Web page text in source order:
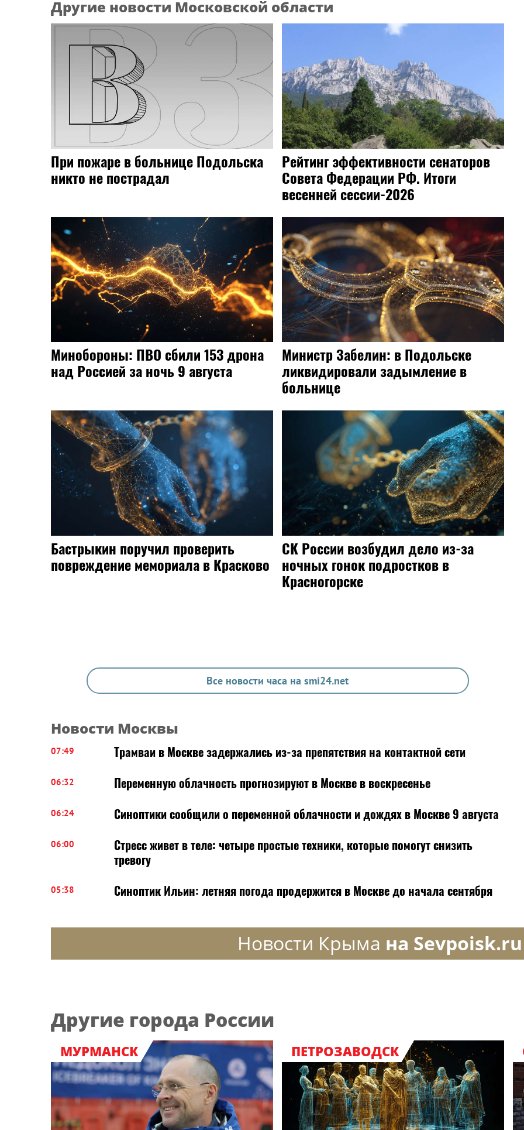
Другие новости Московской области
При пожаре в больнице Подольска
никто не пострадал
Рейтинг эффективности сенаторов
Совета Федерации РФ. Итоги
весенней сессии-2026
Минобороны: ПВО сбили 153 дрона
над Россией за ночь 9 августа
Министр Забелин: в Подольске
ликвидировали задымление в
больнице
Бастрыкин поручил проверить
повреждение мемориала в Красково
СК России возбудил дело из-за
ночных гонок подростков в
Красногорске
Все новости часа на smi24.net
Новости Москвы
07:49 Трамваи в Москве задержались из-за препятствия на контактной сети
06:32 Переменную облачность прогнозируют в Москве в воскресенье
06:24 Синоптики сообщили о переменной облачности и дождях в Москве 9 августа
06:00
Стресс живет в теле: четыре простые техники, которые помогут снизить
тревогу
05:38 Синоптик Ильин: летняя погода продержится в Москве до начала сентября
Новости Крыма на Sevpoisk.ru
Другие города России
МУРМАНСК ПЕТРОЗАВОДСК